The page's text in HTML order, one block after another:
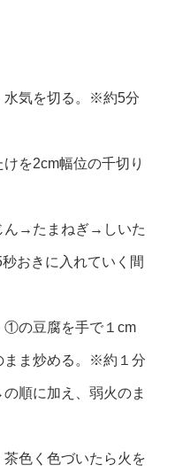
気を切る。※約5分
を2cm幅位の千切り
ん→たまねぎ→しいた
おきに入れていく間
①の豆腐を手で１cm
まま炒める。※約１分
順に加え、弱火のま
色く色づいたら火を